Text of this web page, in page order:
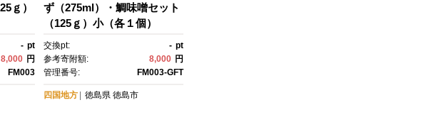
ｇ）
- pt
8,000 円
FM003
ず（275ml）・鯛味噌セット
（125ｇ）小（各１個）
交換pt: - pt
参考寄附額:
8,000 円
管理番号:
FM003-GFT
四国地方 徳島県 徳島市